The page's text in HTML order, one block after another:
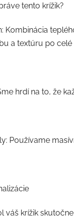
tento krížik?
Kombinácia
a textúru po
hrdí na to, že
Používame
váš krížik